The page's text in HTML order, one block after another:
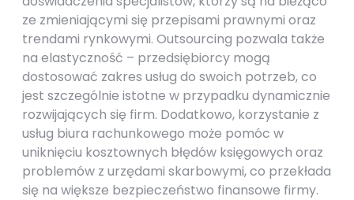
ze zmieniającymi się przepisami prawnymi oraz
trendami rynkowymi. Outsourcing pozwala także
na elastyczność – przedsiębiorcy mogą
dostosować zakres usług do swoich potrzeb, co
jest szczególnie istotne w przypadku dynamicznie
rozwijających się firm. Dodatkowo, korzystanie z
usług biura rachunkowego może pomóc w
uniknięciu kosztownych błędów księgowych oraz
problemów z urzędami skarbowymi, co przekłada
się na większe bezpieczeństwo finansowe firmy.